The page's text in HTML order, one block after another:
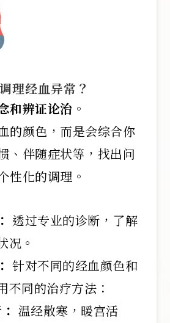
理经血异常？
和辨证论治 。
的颜色，而是会综合你
、伴随症状等，找出问
性化的调理。
透过专业的诊断，了解
况。
针对不同的经血颜色和
不同的治疗方法：
温经散寒，暖宫活